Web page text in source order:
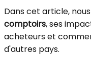
Dans cet article,
comptoirs, ses
acheteurs et
d'autres pays.